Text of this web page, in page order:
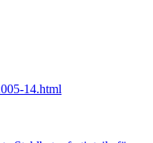
14.html